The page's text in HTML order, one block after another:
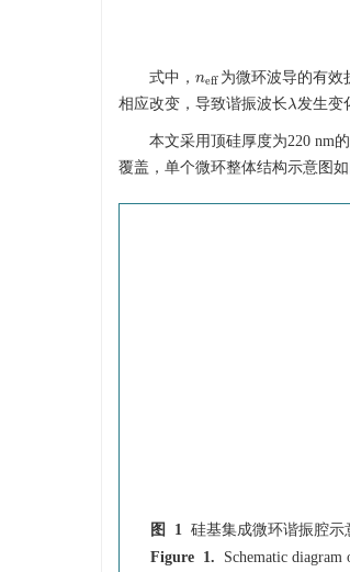
式中， neff
neff 为微环波导的有效
相应改变，导致谐振波长λ
λ发生变
本文采用顶硅厚度为220 nm
覆盖，单个微环整体结构示意图如
图 1
硅基集成微环谐振腔示
Figure 1.
Schematic